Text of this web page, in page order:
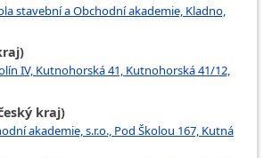
stavební a Obchodní akademie, Kladno,
IV, Kutnohorská 41, Kutnohorská 41/12,
kraj)
akademie, s.r.o., Pod Školou 167, Kutná